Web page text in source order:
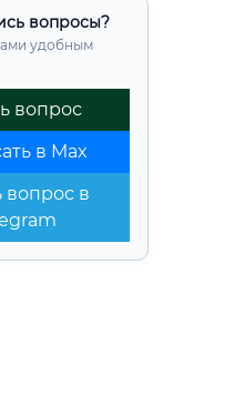
вопросы?
удобным
вопрос
в Max
вопрос в